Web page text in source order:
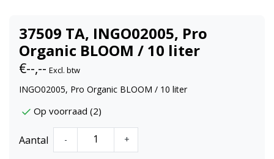
37509 TA, INGO02005, Pro
Organic BLOOM / 10 liter
€--,-- Excl. btw
INGO02005, Pro Organic BLOOM / 10 liter
Op voorraad (2)
Aantal - +